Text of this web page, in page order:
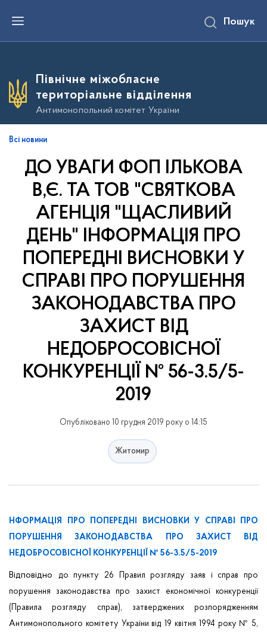
е
о
о
в
Пошук
Північне міжобласне
територіальне відділення
Антимонопольний комітет України
Всі новини
ДО УВАГИ ФОП ІЛЬКОВА
В,Є. ТА ТОВ "СВЯТКОВА
АГЕНЦІЯ "ЩАСЛИВИЙ
ДЕНЬ" ІНФОРМАЦІЯ ПРО
ПОПЕРЕДНІ ВИСНОВКИ У
СПРАВІ ПРО ПОРУШЕННЯ
ЗАКОНОДАВСТВА ПРО
ЗАХИСТ ВІД
НЕДОБРОСОВІСНОЇ
КОНКУРЕНЦІЇ № 56-3.5/5-
2019
Опубліковано 10 грудня 2019 року о 14:15
Житомир
НФОРМАЦІЯ ПРО ПОПЕРЕДНІ ВИСНОВКИ У СПРАВІ ПРО
ПОРУШЕННЯ ЗАКОНОДАВСТВА ПРО ЗАХИСТ ВІД
НЕДОБРОСОВІСНОЇ КОНКУРЕНЦІЇ № 56-3.5/5-2019
Відповідно до пункту 26 Правил розгляду заяв і справ про
порушення законодавства про захист економічної конкуренції
(Правила розгляду справ), затверджених розпорядженням
Антимонопольного комітету України від 19 квітня 1994 року № 5,